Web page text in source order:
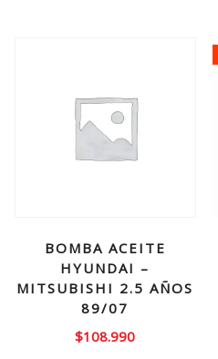
BOMBA ACEITE
HYUNDAI –
MITSUBISHI 2.5 AÑOS
89/07
$108.990